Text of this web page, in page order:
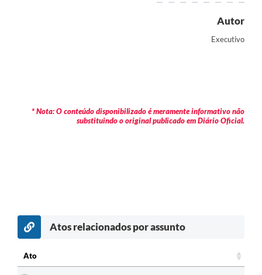
Autor
Executivo
* Nota: O conteúdo disponibilizado é meramente informativo não
substituindo o original publicado em Diário Oficial.
Atos relacionados por assunto
Ato